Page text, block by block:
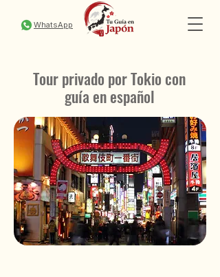
WhatsApp
Tour privado por Tokio con
guía en español